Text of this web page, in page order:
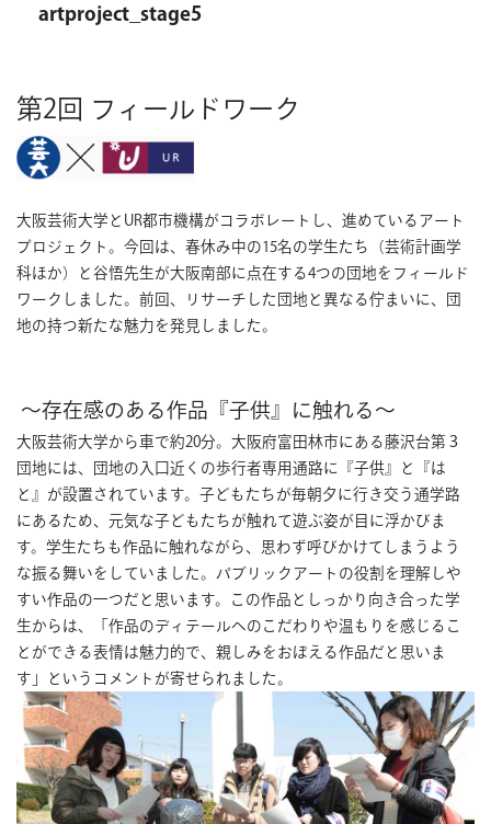
artproject_stage5
第2回 フィールドワーク
大阪芸術大学とUR都市機構がコラボレートし、進めているアート
プロジェクト。今回は、春休み中の15名の学生たち（芸術計画学
科ほか）と谷悟先生が大阪南部に点在する4つの団地をフィールド
ワークしました。前回、リサーチした団地と異なる佇まいに、団
地の持つ新たな魅力を発見しました。
～存在感のある作品『子供』に触れる～
大阪芸術大学から車で約20分。大阪府富田林市にある藤沢台第３
団地には、団地の入口近くの歩行者専用通路に『子供』と『は
と』が設置されています。子どもたちが毎朝夕に行き交う通学路
にあるため、元気な子どもたちが触れて遊ぶ姿が目に浮かびま
す。学生たちも作品に触れながら、思わず呼びかけてしまうよう
な振る舞いをしていました。パブリックアートの役割を理解しや
すい作品の一つだと思います。この作品としっかり向き合った学
生からは、「作品のディテールへのこだわりや温もりを感じるこ
とができる表情は魅力的で、親しみをおぼえる作品だと思いま
す」というコメントが寄せられました。